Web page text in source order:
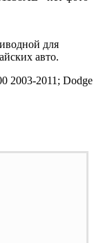
для
авто.
2003-2011; Dodge